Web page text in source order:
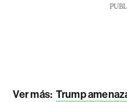
Ver más: Trump